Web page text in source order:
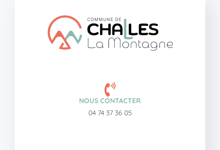
NOUS CONTACTER
04 74 37 36 05